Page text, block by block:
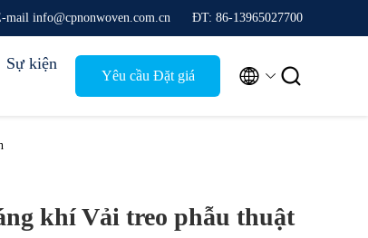
mail info@cpnonwoven.com.cn ĐT: 86-13965027700
Sự kiện
Yêu cầu Đặt giá  
khí Vải treo phẫu thuật